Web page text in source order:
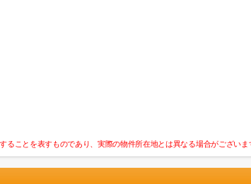
ことを表すものであり、実際の物件所在地とは異なる場合がございま